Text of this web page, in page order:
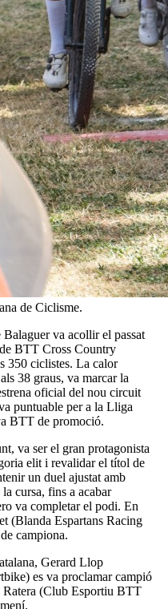
de Ciclisme.
va acollir el passat
BTT Cross Country
350 ciclistes. La calor
38 graus, va marcar la
oficial del nou circuit
puntuable per a la Lliga
BTT de promoció.
va ser el gran protagonista
elit i revalidar el títol de
un duel ajustat amb
cursa, fins a acabar
va completar el podi. En
(Blanda Espartans Racing
campiona.
Gerard Llop
es va proclamar campió
Ratera (Club Esportiu BTT